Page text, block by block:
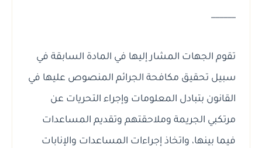
______
تقوم الجهات المشار إليها في المادة السابقة في
سبيل تحقيق مكافحة الجرائم المنصوص عليها في
القانون بتبادل المعلومات وإجراء التحريات عن
مرتكبي الجريمة وملاحقتهم وتقديم المساعدات
فيما بينها، واتخاذ إجراءات المساعدات والإنابات